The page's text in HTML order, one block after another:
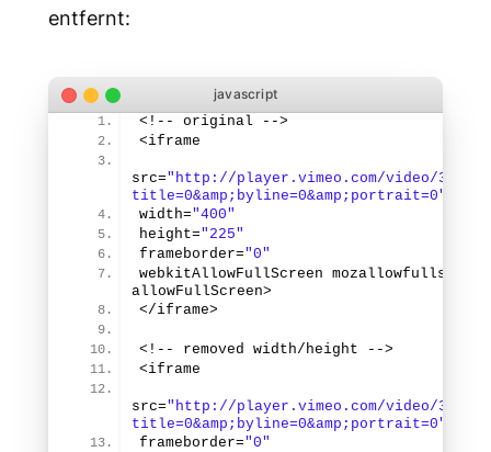
entfernt:
<!-- original -->
<iframe
src="http://player.vimeo.com/video/
title=0&amp;byline=0&amp;portrait=0"
width="400"
height="225"
frameborder="0"
webkitAllowFullScreen mozallowfullscreen
allowFullScreen>
</iframe>
<!-- removed width/height -->
<iframe
src="http://player.vimeo.com/video/
title=0&amp;byline=0&amp;portrait=0"
frameborder="0"